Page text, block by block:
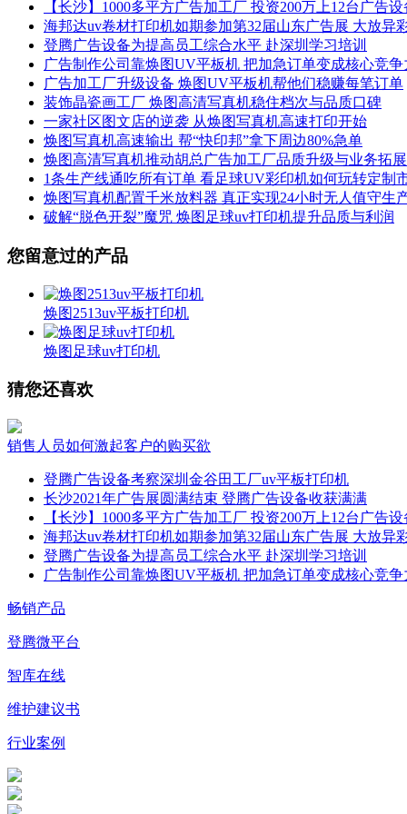
【长沙】1000多平方广告加工厂 投资200万上12台广告设
海邦达uv卷材打印机如期参加第32届山东广告展 大放异
登腾广告设备为提高员工综合水平 赴深圳学习培训
广告制作公司靠焕图UV平板机 把加急订单变成核心竞争
广告加工厂升级设备 焕图UV平板机帮他们稳赚每笔订单
装饰晶瓷画工厂 焕图高清写真机稳住档次与品质口碑
一家社区图文店的逆袭 从焕图写真机高速打印开始
焕图写真机高速输出 帮“快印邦”拿下周边80%急单
焕图高清写真机推动胡总广告加工厂品质升级与业务拓展
1条生产线通吃所有订单 看足球UV彩印机如何玩转定制
焕图写真机配置千米放料器 真正实现24小时无人值守生
破解“脱色开裂”魔咒 焕图足球uv打印机提升品质与利润
您留意过的产品
焕图2513uv平板打印机
焕图足球uv打印机
猜您还喜欢
销售人员如何激起客户的购买欲
登腾广告设备考察深圳金谷田工厂uv平板打印机
长沙2021年广告展圆满结束 登腾广告设备收获满满
【长沙】1000多平方广告加工厂 投资200万上12台广告设
海邦达uv卷材打印机如期参加第32届山东广告展 大放异
登腾广告设备为提高员工综合水平 赴深圳学习培训
广告制作公司靠焕图UV平板机 把加急订单变成核心竞争
畅销产品
登腾微平台
智库在线
维护建议书
行业案例